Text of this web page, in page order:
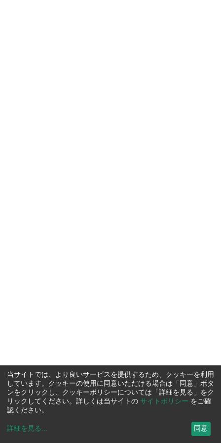
当サイトでは、より良いサービスを提供するため、クッキーを利用
しています。クッキーの使用に同意いただける場合は「同意」ボタ
ンをクリックし、クッキーポリシーについては「詳細を見る」をク
リックしてください。詳しくは当サイトの サイトポリシー をご確
認ください。
詳細を見る ... 同意